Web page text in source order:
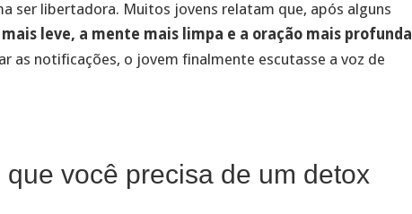
ser libertadora. Muitos jovens relatam que, após alguns
leve, a mente mais limpa e a oração mais profunda
as notificações, o jovem finalmente escutasse a voz de
que você precisa de um detox